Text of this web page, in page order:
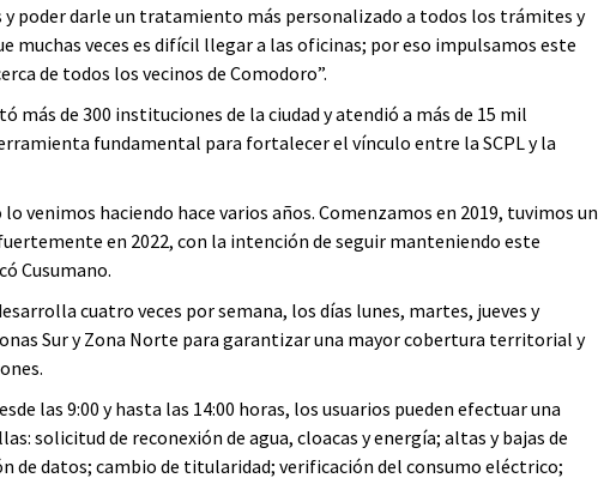
y poder darle un tratamiento más personalizado a todos los trámites y
muchas veces es difícil llegar a las oficinas; por eso impulsamos este
de todos los vecinos de Comodoro”.
más de 300 instituciones de la ciudad y atendió a más de 15 mil
fundamental para fortalecer el vínculo entre la SCPL y la
venimos haciendo hace varios años. Comenzamos en 2019, tuvimos un
en 2022, con la intención de seguir manteniendo este
Cusumano.
cuatro veces por semana, los días lunes, martes, jueves y
Sur y Zona Norte para garantizar una mayor cobertura territorial y
las 9:00 y hasta las 14:00 horas, los usuarios pueden efectuar una
solicitud de reconexión de agua, cloacas y energía; altas y bajas de
de datos; cambio de titularidad; verificación del consumo eléctrico;